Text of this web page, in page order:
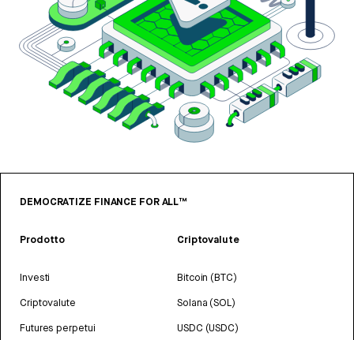
DEMOCRATIZE FINANCE FOR ALL™
Prodotto
Investi
Criptovalute
Futures perpetui
Criptovalute
Bitcoin (BTC)
Solana (SOL)
USDC (USDC)